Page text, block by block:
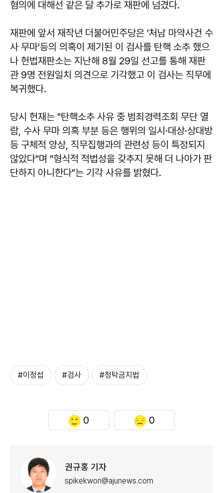
혐의에 대해선 같은 달 추가로 재판에 넘겼다.
재판에 앞서 재작년 더불어민주당은 '처남 마약사건 수
사 무마'등의 의혹이 제기된 이 검사를 탄핵 소추 했으
나 헌법재판소는 지난해 8월 29일 선고를 통해 재판
관 9명 전원일치 의견으로 기각했고 이 검사는 직무에
복귀했다.
당시 헌재는 "탄핵소추 사유 중 범죄경력조회 무단 열
람, 수사 무마 의혹 부분 등은 행위의 일시·대상·상대방
등 구체적 양상, 직무집행과의 관련성 등이 특정되지
않았다"며 "형식적 적법성을 갖추지 못해 더 나아가 판
단하지 아니한다"는 기각 사유를 밝혔다.
#이정섭 #검사 #청탁금지법
0 0
권규홍 기자
spikekwon@ajunews.com